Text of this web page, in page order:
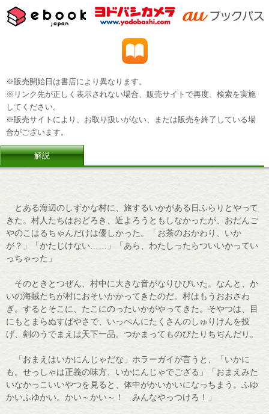
※販売開始日は書店により異なります。
※リンク先が正しく表示されない場合、販売サイトで再度、検索を実施
してください。
※販売サイトにより、お取り扱いがない、または販売を終了している場
合がございます。
解説
とある海辺のしずかな村に、旅するいかがある日ふらりとやって
きた。村人たちはおどろき、近よろうともしなかったが、おだんご
やのこはるちゃんだけは優しかった。「お茶のおかわり、いか
が？」「かたじけない……」「あら、わたしったらついいかってい
っちゃった」
そのときとつぜん、村中に大きな音がなりひびいた。なんと、か
いの海賊たちが村におそいかかってきたのだ。村はもうおおさわ
ぎ。するとそこに、たこにのったいかがやってきた。そやつは、目
にもとまらぬすばやさで、いっぺんにたくさんのしゅりけんを投
げ、剣のうでまえは天下一品。つかまってものびたりちぢんだり。
「おまえはいかにんじゃだな」ホラーガイが言うと、「いかに
も。せっしゃは正義の味方、いかにんじゃでござる」「おまえみた
いなかっこいいやつを見ると、体中がかいかいになっちまう。ふゆ
かいふゆかい。かい～かい～！ みんなやっつけろ！」